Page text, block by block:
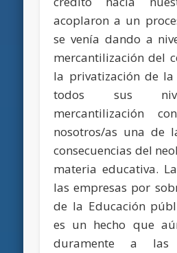
acoplaron a un
se venía dando a
mercantilización del
la privatización de la
todos sus
mercantilización
nosotros/as una de
consecuencias del
materia educativa.
las empresas por
de la Educación
es un hecho que
duramente a las